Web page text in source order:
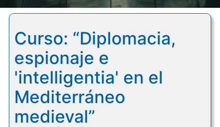
Curso: “Diplomacia,
espionaje e
'intelligentia' en el
Mediterráneo
medieval”